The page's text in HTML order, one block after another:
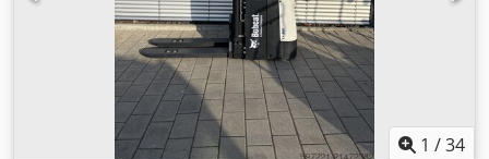
1 /34